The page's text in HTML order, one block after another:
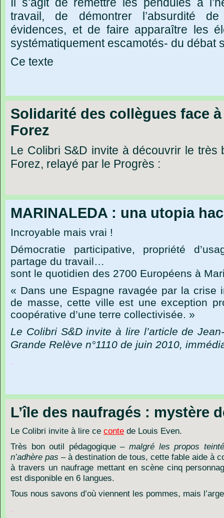
travail, de démontrer l’absurdité
évidences, et de faire apparaître les
systématiquement escamotés- du débat
Ce texte
Solidarité des collègues face
Forez
Le Colibri S&D invite à découvrir le très
Forez, relayé par le Progrès :
MARINALEDA : una utopia
Incroyable mais vrai !
Démocratie participative, propriété
partage du travail…
sont le quotidien des 2700 Européens à
« Dans une Espagne ravagée par la crise
de masse, cette ville est une exception
coopérative d’une terre collectivisée. »
Le Colibri S&D invite à lire l’article de
Grande Relève n°1110 de juin 2010,
.
L’île des naufragés : mystère
Le Colibri invite à lire ce conte de Louis Even.
Très bon outil pédagogique– malgré les propos
n’adhère pas –à destination de tous, cette fable aide à
à travers un naufrage mettant en scène cinq
est disponible en 6 langues.
Tous nous savons d’où viennent les pommes, mais
.